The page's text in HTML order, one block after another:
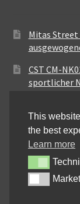
Mitas
CST CM-
sportlicher
Maxxis
für
Pirelli City
Alltag
Metzeler
This
the best
Learn more
Technical
Marketing